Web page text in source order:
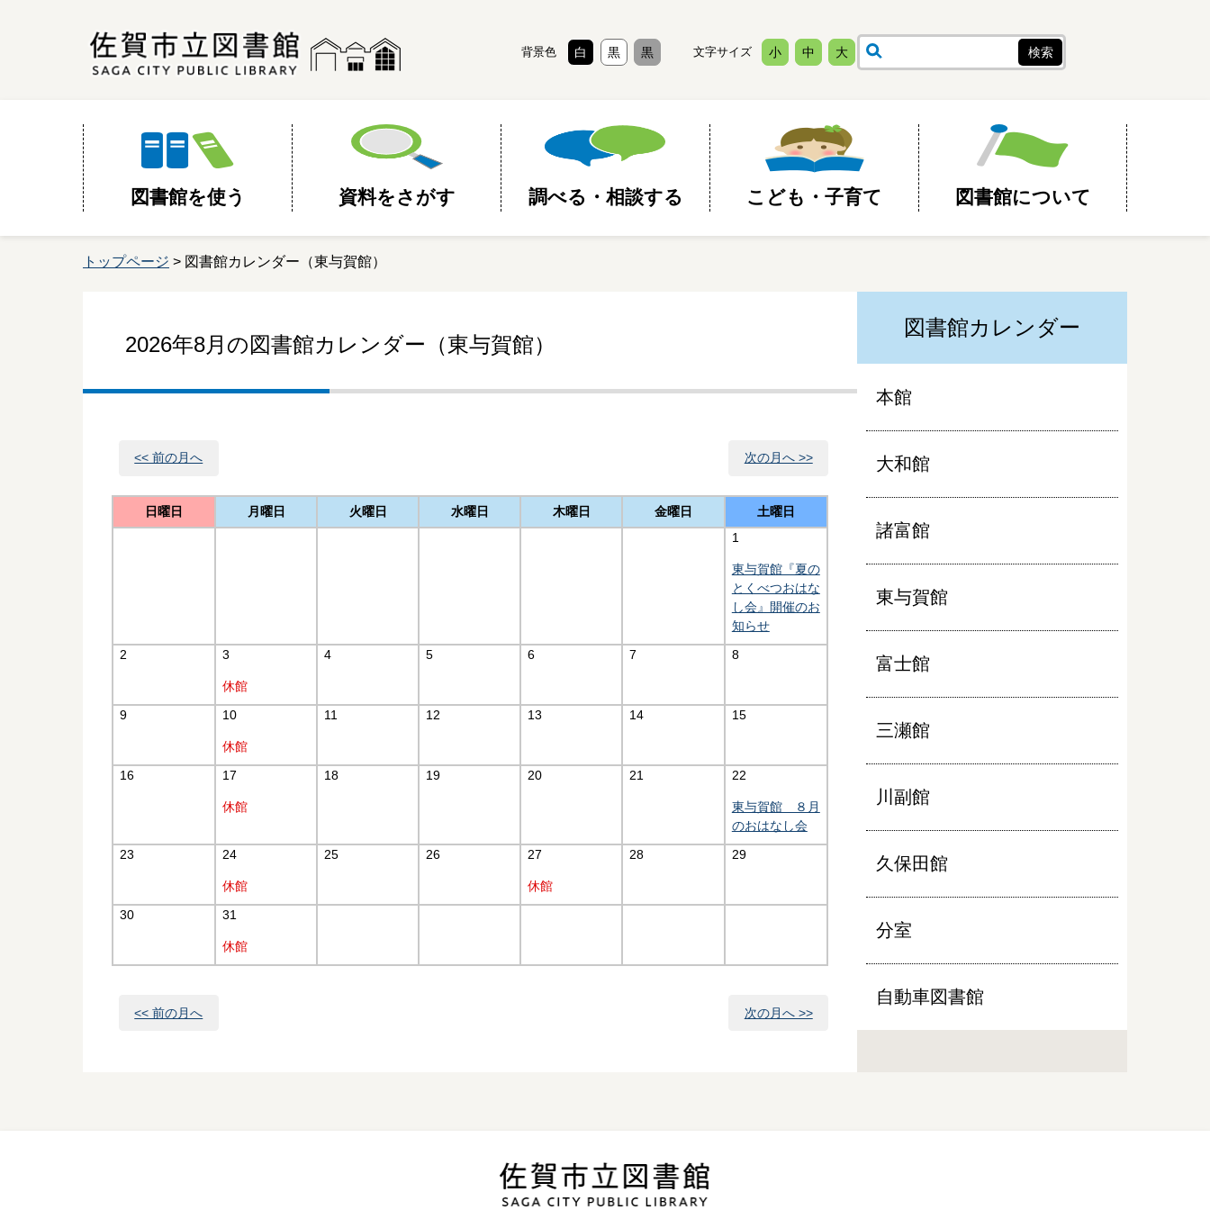
背景色 白 黒 黒 文字サイズ 小 中 大
図書館を使う 資料をさがす 調べる・相談する こども・子育て 図書館について
トップページ > 図書館カレンダー（東与賀館）
2026年8月の図書館カレンダー（東与賀館）
<< 前の月へ 次の月へ >>
日曜日 月曜日 火曜日 水曜日 木曜日 金曜日
土曜日
1
東与賀館『夏の
とくべつおはな
し会』開催のお
知らせ
2 3
休館
4 5 6 7 8
9 10
休館
11 12 13 14 15
16 17
休館
18 19 20 21 22
東与賀館 ８月
のおはなし会
23 24
休館
25 26 27
休館
28 29
30 31
休館
<< 前の月へ 次の月へ >>
図書館カレンダー
本館
大和館
諸富館
東与賀館
富士館
三瀬館
川副館
久保田館
分室
自動車図書館